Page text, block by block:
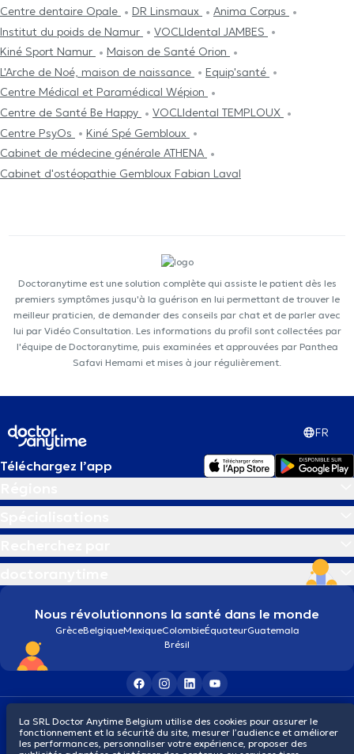
Centre dentaire Opale
DR Linsmaux
Anima Corpus
Institut du poids de Namur
VOCLIdental JAMBES
Kiné Sport Namur
Maison de Santé Orion
L'Arche de Noé, maison de naissance
Equip'santé
Centre Médical et Paramédical Wépion
Centre de Santé Be Happy
VOCLIdental TEMPLOUX
Centre PsyOs
Kiné Spé Gembloux
Cabinet de médecine générale ATHENA
Cabinet d'ostéopathie Gembloux Fabian Laval
Doctoranytime est une solution complète qui assiste le patient dès les
premiers symptômes jusqu'à la guérison en lui permettant de trouver le
meilleur praticien, de demander des conseils par chat et de parler avec
lui par Vidéo Consultation. Les informations du profil sont collectées par
l'équipe de Doctoranytime, puis examinées et approuvées par Panthea
Safavi Hemami et mises à jour régulièrement.
FR
Téléchargez l’app
Nous révolutionnons la santé dans le monde
GrèceBelgiqueMexiqueColombieÉquateurGuatemala
Brésil
© 2026 doctoranytime
La SRL Doctor Anytime Belgium utilise des cookies pour assurer le
fonctionnement et la sécurité du site, mesurer l’audience et améliorer
les performances, personnaliser votre expérience, proposer des